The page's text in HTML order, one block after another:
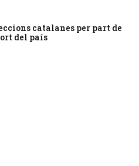
catalanes per part de
del país